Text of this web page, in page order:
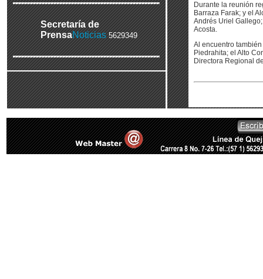
Secretaría de
PrensaNoticias 5629349
Durante la reunión
Barraza Farak; y el
Andrés Uriel
Acosta.
Al encuentro
Piedrahita; el Alto
Directora Regional